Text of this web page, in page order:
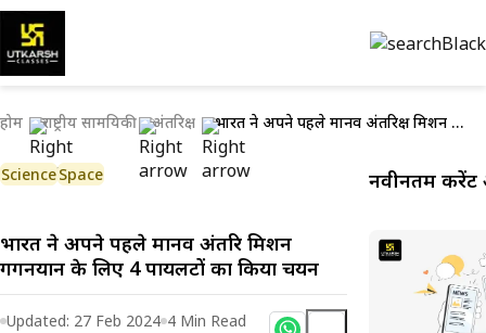
होम राष्ट्रीय सामयिकी अंतरिक्ष भारत ने अपने पहले मानव अंतरिक्ष मिशन गगनयान के लिए 4 पायलटों का किया चयन
ScienceSpace
भारत ने अपने पहले मानव अंतरिक्ष मिशन
गगनयान के लिए 4 पायलटों का किया चयन
Updated: 27 Feb 2024 4 Min Read
नवीनतम करेंट